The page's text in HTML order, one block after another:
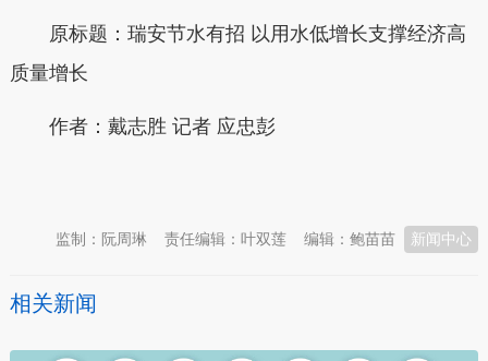
原标题：瑞安节水有招 以用水低增长支撑经济高
质量增长
作者： 戴志胜 记者 应忠彭
新闻中心
编辑：鲍苗苗
责任编辑：叶双莲
监制：阮周琳
相关新闻